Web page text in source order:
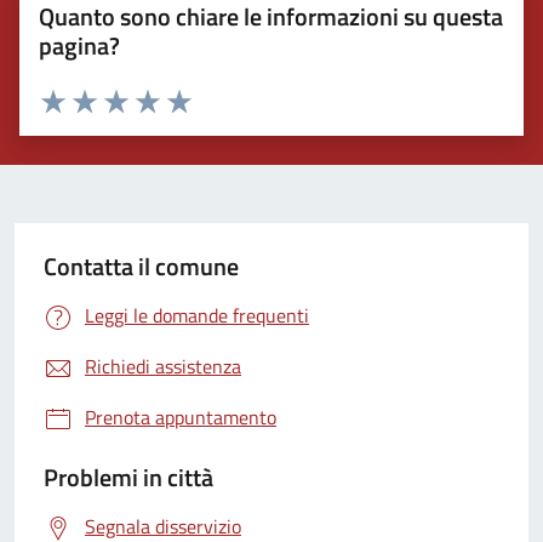
Quanto sono chiare le informazioni su questa
pagina?
Valuta 5 stelle su 5
Valuta 4 stelle su 5
Valuta 3 stelle su 5
Valuta 2 stelle su 5
Valuta 1 stelle su 5
Contatta il comune
Leggi le domande frequenti
Richiedi assistenza
Prenota appuntamento
Problemi in città
Segnala disservizio